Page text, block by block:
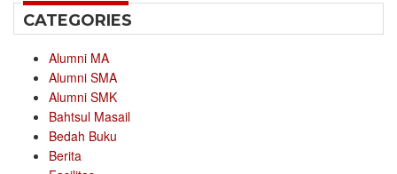
CATEGORIES
Alumni MA
Alumni SMA
Alumni SMK
Bahtsul Masail
Bedah Buku
Berita